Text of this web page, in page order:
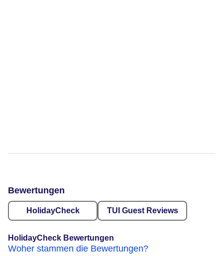
Bewertungen
HolidayCheck TUI Guest Reviews
HolidayCheck Bewertungen
Woher stammen die Bewertungen?